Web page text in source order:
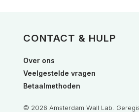
CONTACT & HULP
Over ons
Veelgestelde vragen
Betaalmethoden
© 2026 Amsterdam Wall Lab.